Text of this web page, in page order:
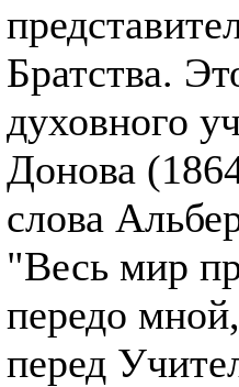
Братства.
духовного
Донова
слова
"Весь мир
передо
перед